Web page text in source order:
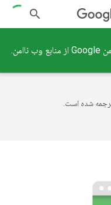
شده است.